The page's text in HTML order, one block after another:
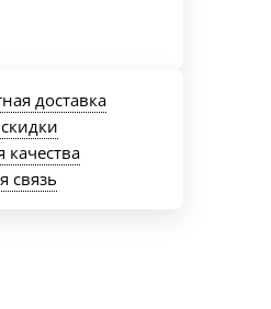
доставка
качества
связь